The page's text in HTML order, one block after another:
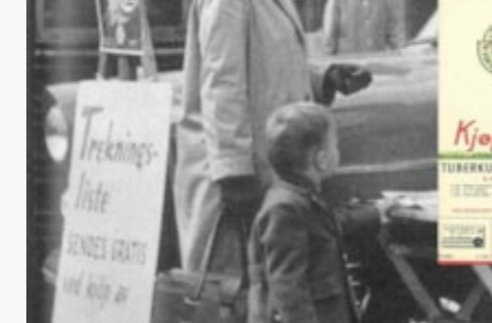
Landets største, eldste og
viktigste landslotteri
LHL-Lotteriet er et av landets eldste og største lotterier.
Siden 1946 og gjennom flere generasjoner har vi bidratt til å
gi tusenvis av hjerte- og lungepasienter, slagrammede og
andre medmennesker som trenger hjelp i hverdagen,